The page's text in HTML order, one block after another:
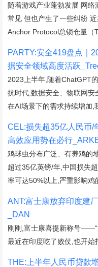
随着游戏产业蓬勃发展 网
常见 但也产生了一些纠纷
Anchor Protocol总锁仓量（
PARTY:安全419盘点｜
据安全领域高度活跃
2023上半年,随着ChatGPT
抗时代,数据安全、物联网
在AI场景下的需求持续增加,
CEL:损失超35亿人民币/
高效应用势在必行
鸡球虫分布广泛、有养鸡的
超过35亿英镑/年,中国损失
率可达50%以上,严重影响鸡
ANT:富士康放弃印度建
_DAN
刚刚,富士康喜提新称号——“
最近在印度吃了败仗,也开始
THE:上半年人民币贷款